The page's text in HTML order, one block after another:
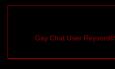
Gay Chat User